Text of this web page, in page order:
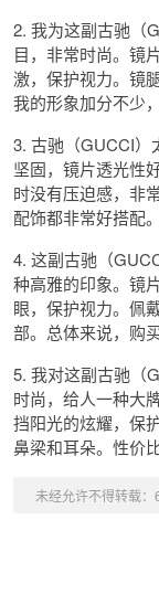
2. 我为这副古驰（
目，非常时尚。镜
激，保护视力。镜
我的形象加分不少
3. 古驰（GUCCI）
坚固，镜片透光性
时没有压迫感，非
配饰都非常好搭配
4. 这副古驰（
种高雅的印象。镜
眼，保护视力。佩
部。总体来说，购
5. 我对这副古驰（
时尚，给人一种大
挡阳光的炫耀，保
鼻梁和耳朵。性价
未经允许不得转载：